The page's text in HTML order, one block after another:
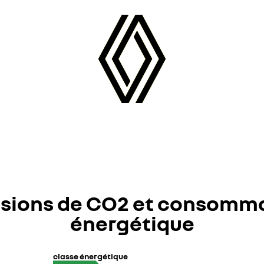
de CO2 et
énergétique
classe énergétique